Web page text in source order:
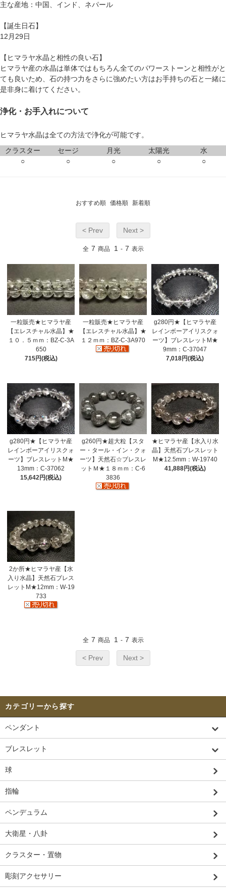
主な産地：中国、インド、ネパール
【誕生日石】
12月29日
【ヒマラヤ水晶と相性の良い石】
ヒマラヤ産の水晶は単体ではもちろん全てのパワーストーンと相性がと
ても良いため、石の持つ力をさらに強めたい方はお手持ちの石と一緒に
是非身に着けてください。
浄化・お手入れについて
ヒマラヤ水晶は全ての方法で浄化が可能です。
クラスター
セージ 月光 太陽光
水
○
○ ○ ○ ○
おすすめ順 価格順 新着順
< Prev Next >
全 7 商品 1 - 7 表示
一粒販売★ヒマラヤ産
【エレスチャル水晶】★
１０．５ｍｍ：BZ-C-3A
650
715円(税込)
一粒販売★ヒマラヤ産
【エレスチャル水晶】★
１２ｍｍ：BZ-C-3A970
g280円★【ヒマラヤ産
レインボーアイリスクォ
ーツ】ブレスレットM★
9mm：C-37047
7,018円(税込)
g280円★【ヒマラヤ産
レインボーアイリスクォ
ーツ】ブレスレットM★
13mm：C-37062
15,642円(税込)
g260円★超大粒【スタ
ー・タール・イン・クォ
ーツ】天然石☆ブレスレ
ットＭ★１８ｍｍ：C-6
3836
★ヒマラヤ産【水入り水
晶】天然石ブレスレット
M★12.5mm：W-19740
41,888円(税込)
2か所★ヒマラヤ産【水
入り水晶】天然石ブレス
レットM★12mm：W-19
733
全 7 商品 1 - 7 表示
< Prev Next >
カテゴリーから探す
ペンダント
ブレスレット
球
指輪
ペンデュラム
大衛星・八卦
クラスター・置物
彫刻アクセサリー